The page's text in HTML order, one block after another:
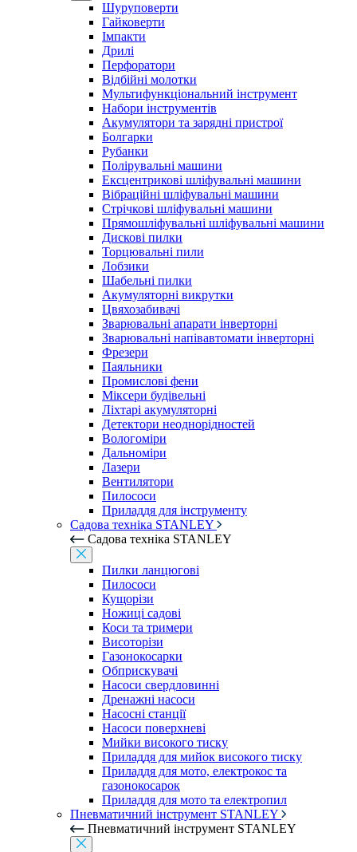
Шуруповерти
Гайковерти
Імпакти
Дрилі
Перфоратори
Відбійні молотки
Мультифункціональний інструмент
Набори інструментів
Акумулятори та зарядні пристрої
Болгарки
Рубанки
Полірувальні машини
Ексцентрикові шліфувальні машини
Вібраційні шліфувальні машини
Стрічкові шліфувальні машини
Прямошліфувальні шліфувальні машини
Дискові пилки
Торцювальні пили
Лобзики
Шабельні пилки
Акумуляторні викрутки
Цвяхозабивачі
Зварювальні апарати інверторні
Зварювальні напівавтомати інверторні
Фрезери
Паяльники
Промислові фени
Міксери будівельні
Ліхтарі акумуляторні
Детектори неоднорідностей
Вологоміри
Дальноміри
Лазери
Вентилятори
Пилососи
Приладдя для інструменту
Садова техніка STANLEY
Садова техніка STANLEY
Пилки ланцюгові
Пилососи
Кущорізи
Ножиці садові
Коси та тримери
Висоторізи
Газонокосарки
Обприскувачі
Насоси свердловинні
Дренажні насоси
Насосні станції
Насоси поверхневі
Мийки високого тиску
Приладдя для мийок високого тиску
Приладдя для мото, електрокос та
газонокосарок
Приладдя для мото та електропил
Пневматичний інструмент STANLEY
Пневматичний інструмент STANLEY